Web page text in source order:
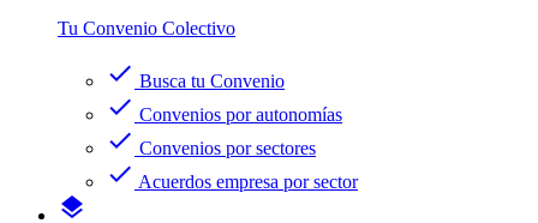
Tu Convenio Colectivo
check Busca tu Convenio
check Convenios por autonomías
check Convenios por sectores
check Acuerdos empresa por sector
layers